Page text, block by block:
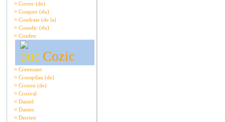
¤ Correc (de)
¤ Cosquer (du)
¤ Coudraie (de la)
¤ Couedic (du)
¤ Cozden
Cozic
¤ Crenezant
¤ Croespilau (de)
¤ Crozon (de)
¤ Crozval
¤ Daniel
¤ Dantec
¤ Derrien